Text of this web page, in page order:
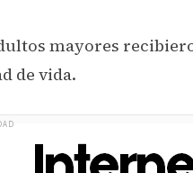
mayores
de vida.